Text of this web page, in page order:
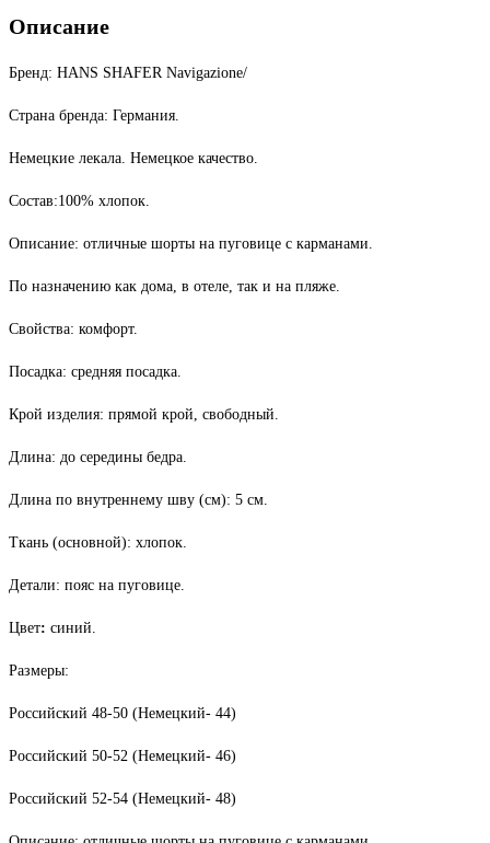
синие
Описание
Бренд: HANS SHAFER Navigazione/
Страна бренда: Германия.
Немецкие лекала. Немецкое качество.
Состав:100% хлопок.
Описание: отличные шорты на пуговице с карманами.
По назначению как дома, в отеле, так и на пляже.
Свойства: комфорт.
Посадка: средняя посадка.
Крой изделия: прямой крой, свободный.
Длина: до середины бедра.
Длина по внутреннему шву (см): 5 см.
Ткань (основной): хлопок.
Детали: пояс на пуговице.
Цвет: синий.
Размеры:
Российский 48-50 (Немецкий- 44)
Российский 50-52 (Немецкий- 46)
Российский 52-54 (Немецкий- 48)